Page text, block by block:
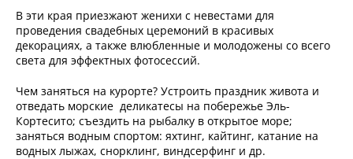
В эти края приезжают женихи с невестами для
проведения свадебных церемоний в красивых
декорациях, а также влюбленные и молодожены со всего
света для эффектных фотосессий.
Чем заняться на курорте? Устроить праздник живота и
отведать морские деликатесы на побережье Эль-
Кортесито; съездить на рыбалку в открытое море;
заняться водным спортом: яхтинг, кайтинг, катание на
водных лыжах, снорклинг, виндсерфинг и др.